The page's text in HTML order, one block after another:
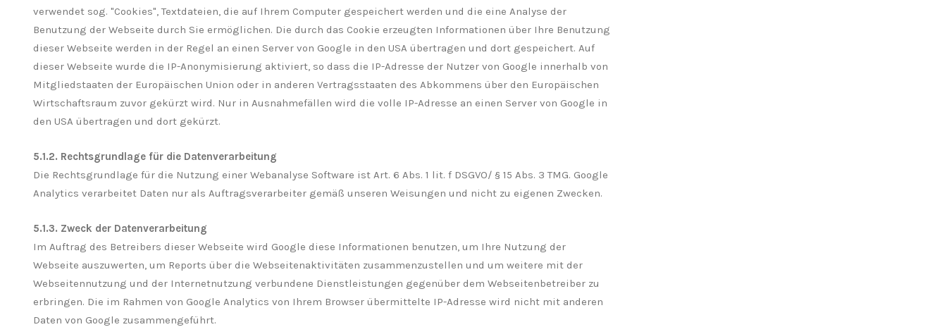
verwendet sog. "Cookies", Textdateien, die auf Ihrem Computer gespeichert werden und die eine Analyse der
Benutzung der Webseite durch Sie ermöglichen. Die durch das Cookie erzeugten Informationen über Ihre Benutzung
dieser Webseite werden in der Regel an einen Server von Google in den USA übertragen und dort gespeichert. Auf
dieser Webseite wurde die IP-Anonymisierung aktiviert, so dass die IP-Adresse der Nutzer von Google innerhalb von
Mitgliedstaaten der Europäischen Union oder in anderen Vertragsstaaten des Abkommens über den Europäischen
Wirtschaftsraum zuvor gekürzt wird. Nur in Ausnahmefällen wird die volle IP-Adresse an einen Server von Google in
den USA übertragen und dort gekürzt.
5.1.2. Rechtsgrundlage für die Datenverarbeitung
Die Rechtsgrundlage für die Nutzung einer Webanalyse Software ist Art. 6 Abs. 1 lit. f DSGVO/ § 15 Abs. 3 TMG. Google
Analytics verarbeitet Daten nur als Auftragsverarbeiter gemäß unseren Weisungen und nicht zu eigenen Zwecken.
5.1.3. Zweck der Datenverarbeitung
Im Auftrag des Betreibers dieser Webseite wird Google diese Informationen benutzen, um Ihre Nutzung der
Webseite auszuwerten, um Reports über die Webseitenaktivitäten zusammenzustellen und um weitere mit der
Webseitennutzung und der Internetnutzung verbundene Dienstleistungen gegenüber dem Webseitenbetreiber zu
erbringen. Die im Rahmen von Google Analytics von Ihrem Browser übermittelte IP-Adresse wird nicht mit anderen
Daten von Google zusammengeführt.